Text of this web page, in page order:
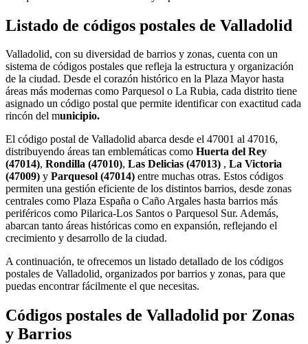
Listado de códigos postales de Valladolid
Valladolid, con su diversidad de barrios y zonas, cuenta con un
sistema de códigos postales que refleja la estructura y organización
de la ciudad. Desde el corazón histórico en la Plaza Mayor hasta
áreas más modernas como Parquesol o La Rubia, cada distrito tiene
asignado un código postal que permite identificar con exactitud cada
rincón del municipio.
El código postal de Valladolid abarca desde el 47001 al 47016,
distribuyendo áreas tan emblemáticas como Huerta del Rey
(47014), Rondilla (47010), Las Delicias (47013) , La Victoria
(47009) y Parquesol (47014) entre muchas otras. Estos códigos
permiten una gestión eficiente de los distintos barrios, desde zonas
centrales como Plaza España o Caño Argales hasta barrios más
periféricos como Pilarica-Los Santos o Parquesol Sur. Además,
abarcan tanto áreas históricas como en expansión, reflejando el
crecimiento y desarrollo de la ciudad.
A continuación, te ofrecemos un listado detallado de los códigos
postales de Valladolid, organizados por barrios y zonas, para que
puedas encontrar fácilmente el que necesitas.
Códigos postales de Valladolid por Zonas
y Barrios